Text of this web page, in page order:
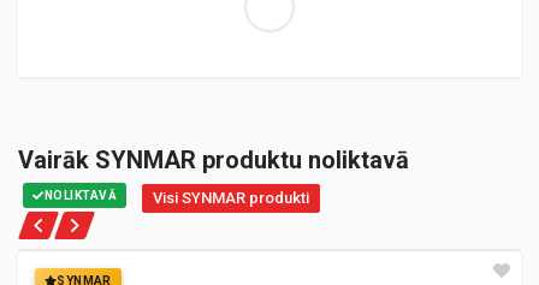
Vairāk SYNMAR produktu noliktavā
NOLIKTAVĀ Visi SYNMAR produkti
SYNMAR